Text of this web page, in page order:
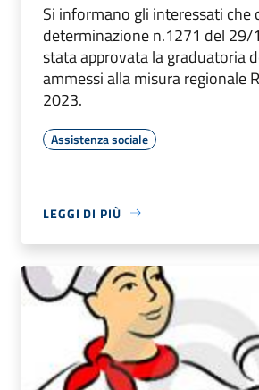
Si informano gli interessati che
determinazione n.1271 del
stata approvata la graduatoria
ammessi alla misura regionale
2023.
Assistenza sociale
LEGGI DI PIÙ